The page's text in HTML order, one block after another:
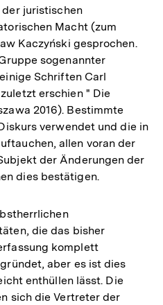
juristischen
Macht (zum
Kaczyński gesprochen.
sogenannter
Schriften Carl
erschien " Die
2016). Bestimmte
verwendet und die in
allen voran der
der Änderungen der
dies bestätigen.
die das bisher
komplett
aber es ist dies
enthüllen lässt. Die
sich die Vertreter der